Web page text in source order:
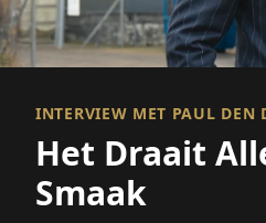
INTERVIEW MET PAUL DEN
Het Draait
Smaak